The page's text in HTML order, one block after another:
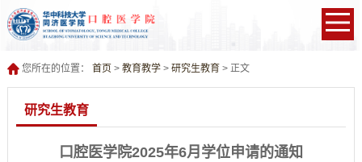
您所在的位置： 首页 > 教育教学> 研究生教育 > 正文
研究生教育
口腔医学院2025年6月学位申请的通知